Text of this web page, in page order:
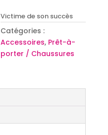
était :
55.00€.
actuel
est :
Victime de son succès
Catégories :
Accessoires, Prêt-à-
porter / Chaussures